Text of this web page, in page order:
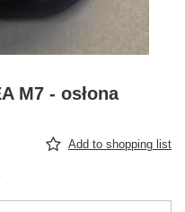
M7 - osłona
Add to shopping list